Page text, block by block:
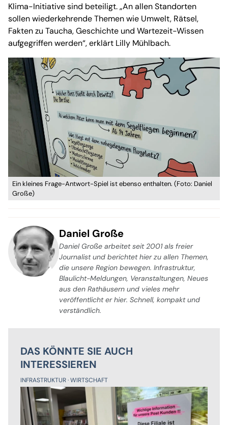
Klima-Initiative sind beteiligt. „An allen Standorten
sollen wiederkehrende Themen wie Umwelt, Rätsel,
Fakten zu Taucha, Geschichte und Wartezeit-Wissen
aufgegriffen werden“, erklärt Lilly Mühlbach.
Ein kleines Frage-Antwort-Spiel ist ebenso enthalten. (Foto: Daniel
Große)
Daniel Große
Daniel Große arbeitet seit 2001 als freier
Journalist und berichtet hier zu allen Themen,
die unsere Region bewegen. Infrastruktur,
Blaulicht-Meldungen, Veranstaltungen, Neues
aus den Rathäusern und vieles mehr
veröffentlicht er hier. Schnell, kompakt und
verständlich.
DAS KÖNNTE SIE AUCH
INTERESSIEREN
INFRASTRUKTUR WIRTSCHAFT